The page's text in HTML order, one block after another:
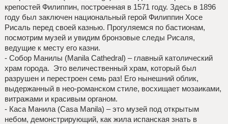
крепостей Филиппин, построенная в 1571 году. Здесь в 1896
году был заключен национальный герой Филиппин Хосе
Рисаль перед своей казнью. Прогуляемся по бастионам,
посмотрим музей и увидим бронзовые следы Рисаля,
ведущие к месту его казни.
- Собор Манилы (Manila Cathedral) – главный католический
храм города. Это величественный храм, который был
разрушен и перестроен семь раз! Его нынешний облик,
выдержанный в нео-романском стиле, восхищает мозаиками,
витражами и красивым органом.
- Каса Манила (Casa Manila) – это музей под открытым
небом, демонстрирующий, как жила испанская знать в